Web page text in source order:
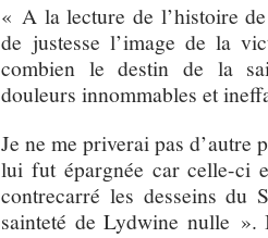
« A la lecture de l’histoire
de justesse l’image de la
combien le destin de la
douleurs innommables et
Je ne me priverai pas d’autre
lui fut épargnée car celle-ci
contrecarré les desseins du
sainteté de Lydwine nulle